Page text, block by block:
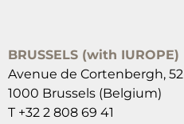
BRUSSELS (with IUROPE)
Avenue de Cortenbergh, 52
1000 Brussels (Belgium)
T +32 2 808 69 41